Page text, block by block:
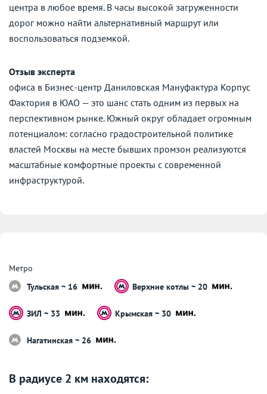
центра в любое время. В часы высокой загруженности
дорог можно найти альтернативный маршрут или
воспользоваться подземкой.
Отзыв эксперта
офиса в Бизнес-центр Даниловская Мануфактура Корпус
Фактория в ЮАО — это шанс стать одним из первых на
перспективном рынке. Южный округ обладает огромным
потенциалом: согласно градостроительной политике
властей Москвы на месте бывших промзон реализуются
масштабные комфортные проекты с современной
инфраструктурой.
Метро
Тульская ~ 16
Верхние котлы ~ 20
ЗИЛ ~ 33 Крымская ~ 30
Нагатинская ~ 26
В радиусе 2 км находятся: